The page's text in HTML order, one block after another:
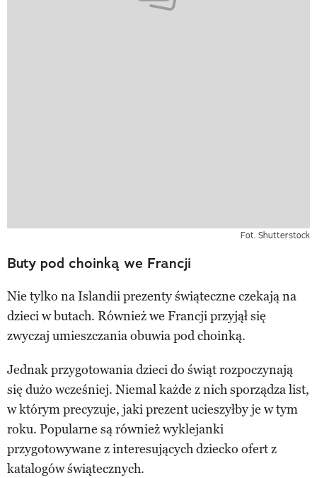
Fot. Shutterstock
Buty pod choinką we Francji
Nie tylko na Islandii prezenty świąteczne czekają na
dzieci w butach. Również we Francji przyjął się
zwyczaj umieszczania obuwia pod choinką.
Jednak przygotowania dzieci do świąt rozpoczynają
się dużo wcześniej. Niemal każde z nich sporządza list,
w którym precyzuje, jaki prezent ucieszyłby je w tym
roku. Popularne są również wyklejanki
przygotowywane z interesujących dziecko ofert z
katalogów świątecznych.